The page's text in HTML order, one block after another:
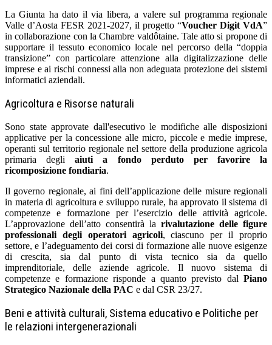
La Giunta ha dato il via libera, a valere sul programma regionale
Valle d’Aosta FESR 2021-2027, il progetto “Voucher Digit VdA”
in collaborazione con la Chambre valdôtaine. Tale atto si propone di
supportare il tessuto economico locale nel percorso della “doppia
transizione” con particolare attenzione alla digitalizzazione delle
imprese e ai rischi connessi alla non adeguata protezione dei sistemi
informatici aziendali.
Agricoltura e Risorse naturali
Sono state approvate dall'esecutivo le modifiche alle disposizioni
applicative per la concessione alle micro, piccole e medie imprese,
operanti sul territorio regionale nel settore della produzione agricola
primaria degliaiuti a fondo perduto per favorire la
ricomposizione fondiaria.
Il governo regionale, ai fini dell’applicazione delle misure regionali
in materia di agricoltura e sviluppo rurale, ha approvato il sistema di
competenze e formazione per l’esercizio delle attività agricole.
L’approvazione dell’atto consentirà la rivalutazione delle figure
professionali degli operatori agricoli, ciascuno per il proprio
settore, e l’adeguamento dei corsi di formazione alle nuove esigenze
di crescita, sia dal punto di vista tecnico sia da quello
imprenditoriale, delle aziende agricole. Il nuovo sistema di
competenze e formazione risponde a quanto previsto dal Piano
Strategico Nazionale della PAC e dal CSR 23/27.
Beni e attività culturali, Sistema educativo e Politiche per
le relazioni intergenerazionali